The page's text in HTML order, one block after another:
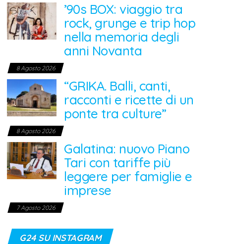
’90s BOX: viaggio tra
rock, grunge e trip hop
nella memoria degli
anni Novanta
8 Agosto 2026
“GRIKA. Balli, canti,
racconti e ricette di un
ponte tra culture”
8 Agosto 2026
Galatina: nuovo Piano
Tari con tariffe più
leggere per famiglie e
imprese
7 Agosto 2026
G24 SU INSTAGRAM